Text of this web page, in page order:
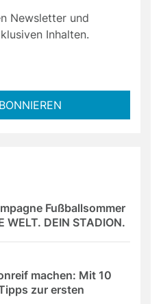
Newsletter und
Inhalten.
Fußballsommer
WELT. DEIN STADION.
machen: Mit 10
zur ersten